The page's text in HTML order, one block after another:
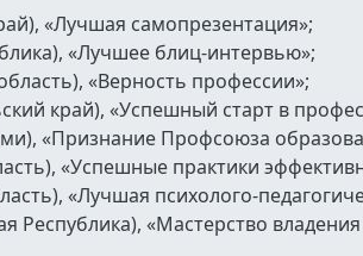
«Лучшая самопрезентация»;
«Лучшее блиц-интервью»;
«Верность профессии»;
край), «Успешный старт в
«Признание Профсоюза
«Успешные практики
«Лучшая психолого-
Республика), «Мастерство